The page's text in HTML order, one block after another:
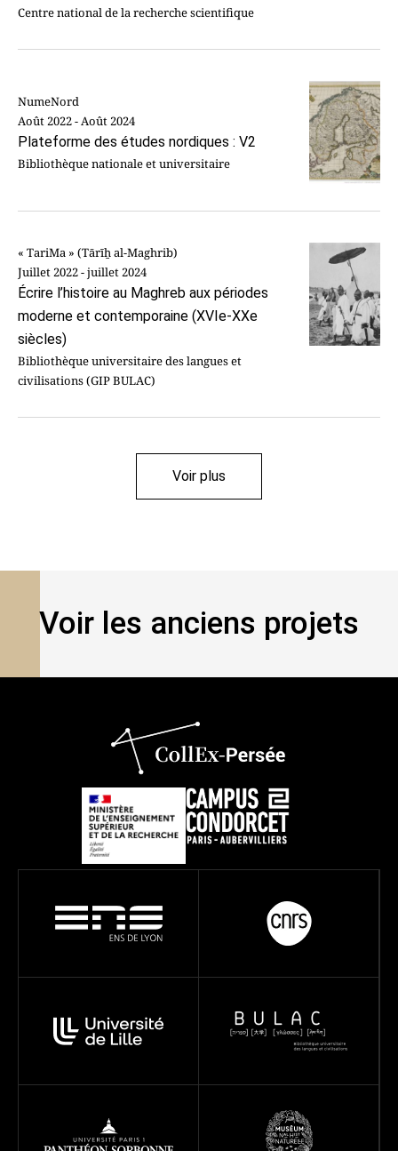
Centre national de la recherche scientifique
NumeNord
Août 2022 - Août 2024
Plateforme des études nordiques : V2
Bibliothèque nationale et universitaire
« TariMa » (Tārīẖ al-Maghrib)
Juillet 2022 - juillet 2024
Écrire l’histoire au Maghreb aux périodes
moderne et contemporaine (XVIe-XXe
siècles)
Bibliothèque universitaire des langues et
civilisations (GIP BULAC)
Voir plus
Voir les anciens projets